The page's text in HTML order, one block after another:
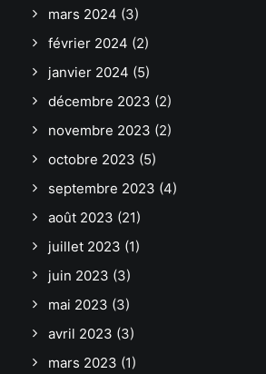
mars 2024 (3)
février 2024 (2)
janvier 2024 (5)
décembre 2023 (2)
novembre 2023 (2)
octobre 2023 (5)
septembre 2023 (4)
août 2023 (21)
juillet 2023 (1)
juin 2023 (3)
mai 2023 (3)
avril 2023 (3)
mars 2023 (1)